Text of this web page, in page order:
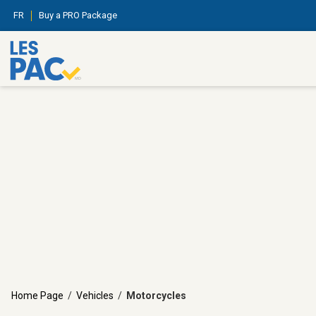
FR Buy a PRO Package
Home Page / Vehicles / Motorcycles